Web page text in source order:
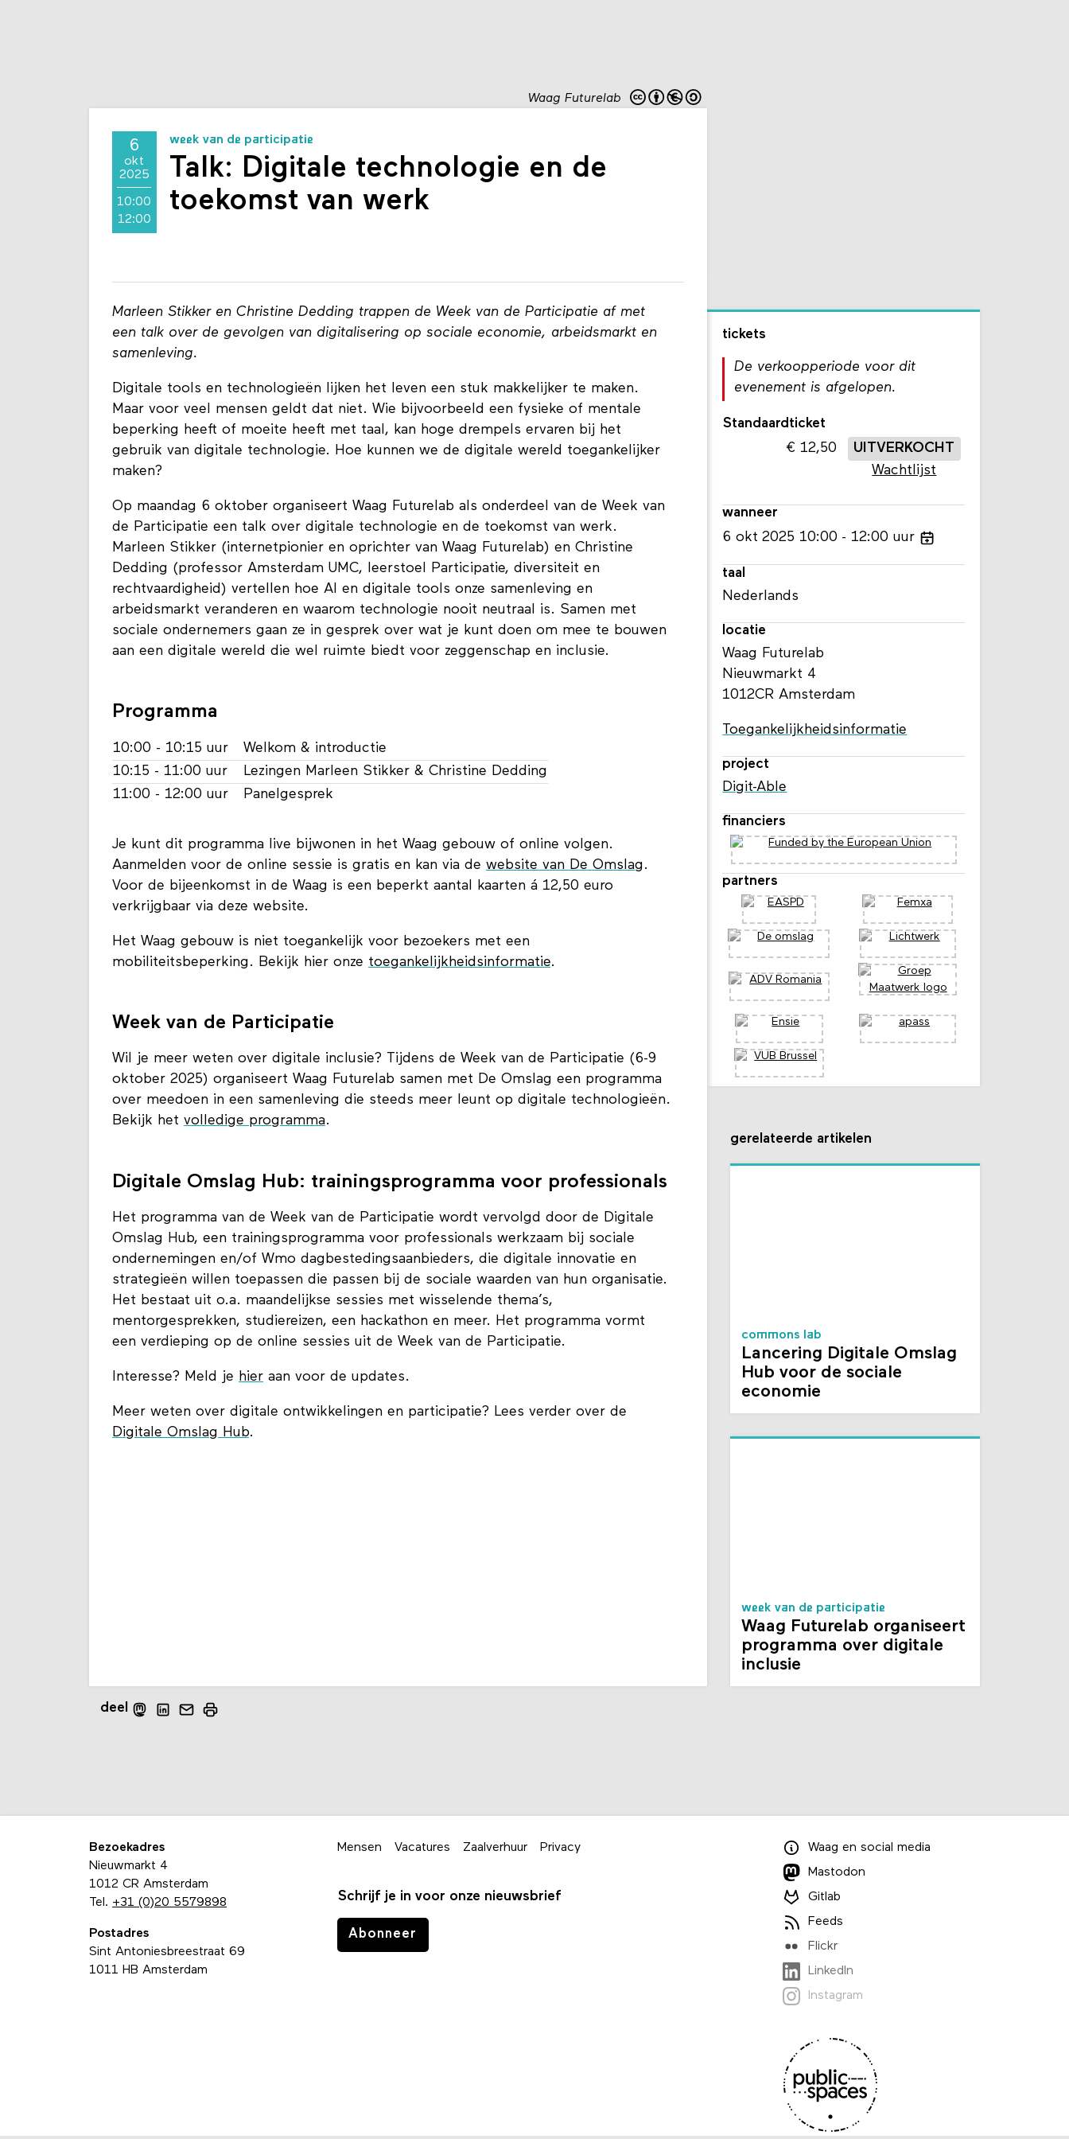
Waag Futurelab
6
okt
2025
10:00
12:00
week van de participatie
Talk: Digitale technologie en de
toekomst van werk
Marleen Stikker en Christine Dedding trappen de Week van de Participatie af met
een talk over de gevolgen van digitalisering op sociale economie, arbeidsmarkt en
samenleving.
Digitale tools en technologieën lijken het leven een stuk makkelijker te maken.
Maar voor veel mensen geldt dat niet. Wie bijvoorbeeld een fysieke of mentale
beperking heeft of moeite heeft met taal, kan hoge drempels ervaren bij het
gebruik van digitale technologie. Hoe kunnen we de digitale wereld toegankelijker
maken?
Op maandag 6 oktober organiseert Waag Futurelab als onderdeel van de Week van
de Participatie een talk over digitale technologie en de toekomst van werk.
Marleen Stikker (internetpionier en oprichter van Waag Futurelab) en Christine
Dedding (professor Amsterdam UMC, leerstoel Participatie, diversiteit en
rechtvaardigheid) vertellen hoe AI en digitale tools onze samenleving en
arbeidsmarkt veranderen en waarom technologie nooit neutraal is. Samen met
sociale ondernemers gaan ze in gesprek over wat je kunt doen om mee te bouwen
aan een digitale wereld die wel ruimte biedt voor zeggenschap en inclusie.
Programma
10:00 - 10:15 uur
Welkom & introductie
10:15 - 11:00 uur
Lezingen Marleen Stikker & Christine Dedding
11:00 - 12:00 uur
Panelgesprek
Je kunt dit programma live bijwonen in het Waag gebouw of online volgen.
Aanmelden voor de online sessie is gratis en kan via de website van De Omslag.
Voor de bijeenkomst in de Waag is een beperkt aantal kaarten á 12,50 euro
verkrijgbaar via deze website.
Het Waag gebouw is niet toegankelijk voor bezoekers met een
mobiliteitsbeperking. Bekijk hier onze toegankelijkheidsinformatie.
Week van de Participatie
Wil je meer weten over digitale inclusie? Tijdens de Week van de Participatie (6-9
oktober 2025) organiseert Waag Futurelab samen met De Omslag een programma
over meedoen in een samenleving die steeds meer leunt op digitale technologieën.
Bekijk het volledige programma.
Digitale Omslag Hub: trainingsprogramma voor professionals
Het programma van de Week van de Participatie wordt vervolgd door de Digitale
Omslag Hub, een trainingsprogramma voor professionals werkzaam bij sociale
ondernemingen en/of Wmo dagbestedingsaanbieders, die digitale innovatie en
strategieën willen toepassen die passen bij de sociale waarden van hun organisatie.
Het bestaat uit o.a. maandelijkse sessies met wisselende thema’s,
mentorgesprekken, studiereizen, een hackathon en meer. Het programma vormt
een verdieping op de online sessies uit de Week van de Participatie.
Interesse? Meld je hier aan voor de updates.
Meer weten over digitale ontwikkelingen en participatie? Lees verder over de
Digitale Omslag Hub.
tickets
De verkoopperiode voor dit
evenement is afgelopen.
Standaardticket
12,50
UITVERKOCHT
Wachtlijst
wanneer
6 okt 2025 10:00 12:00 uur
taal
Nederlands
locatie
Waag Futurelab
Nieuwmarkt 4
1012CR Amsterdam
Toegankelijkheidsinformatie
project
Digit-Able
financiers
partners
deel
gerelateerde artikelen
commons lab
Lancering Digitale Omslag
Hub voor de sociale
economie
week van de participatie
Waag Futurelab organiseert
programma over digitale
inclusie
Bezoekadres
Nieuwmarkt 4
1012 CR Amsterdam
Tel. +31 (0)20 5579898
Postadres
Sint Antoniesbreestraat 69
1011 HB Amsterdam
Mensen Vacatures Zaalverhuur Privacy
Schrijf je in voor onze nieuwsbrief
Abonneer
Waag en social media
Mastodon
Gitlab
Feeds
Flickr
LinkedIn
Instagram